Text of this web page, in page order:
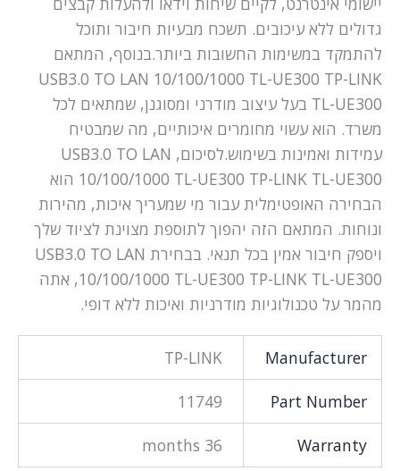
גדולים ללא עיכובים. תשכח מבעיות חיבור ותוכל
להתמקד במשימות החשובות ביותר.בנוסף, המתאם
USB3.0 TO LAN 10/100/1000 TL-UE300 TP-LINK
TL-UE300 בעל עיצוב מודרני ומסוגנן, שמתאים לכל
משרד. הוא עשוי מחומרים איכותיים, מה שמבטיח
עמידות ואמינות בשימוש.לסיכום, USB3.0 TO LAN
10/100/1000 TL-UE300 TP-LINK TL-UE300 הוא
הבחירה האופטימלית עבור מי שמעריך איכות, מהירות
ונוחות. המתאם הזה יהפוך לתוספת מצוינת לציוד שלך
ויספק חיבור אמין בכל תנאי. בבחירת USB3.0 TO LAN
10/100/1000 TL-UE300 TP-LINK TL-UE300, אתה
מהמר על טכנולוגיות מודרניות ואיכות ללא דופי.
Manufacturer
TP-LINK
Part Number
11749
Warranty
36 months